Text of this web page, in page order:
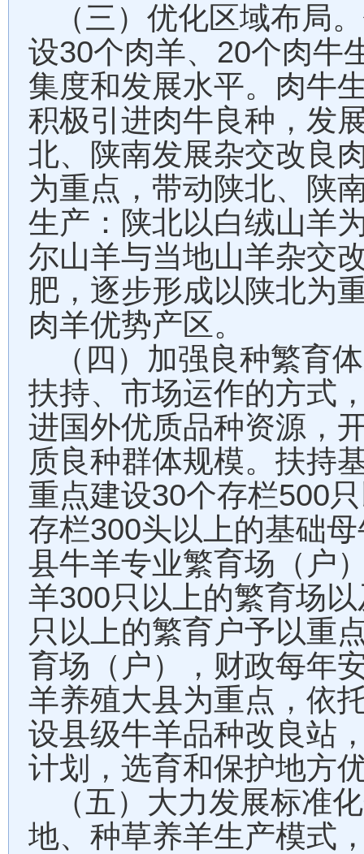
（三）优化区域布局
设30个肉羊、 20个肉牛
集度和发展水平。肉牛
积极引进肉牛良种，发
北、陕南发展杂交改良
为重点，带动陕北、陕
生产：陕北以白绒山羊
尔山羊与当地山羊杂交
肥，逐步形成以陕北为
肉羊优势产区。
（四）加强良种繁育
扶持、市场运作的方式
进国外优质品种资源，
质良种群体规模。扶持
重点建设30个存栏500
存栏300头以上的基础
县牛羊专业繁育场（户
羊300只以上的繁育场
只以上的繁育户予以重
育场（户），财政每年
羊养殖大县为重点，依
设县级牛羊品种改良站
计划，选育和保护地方
（五）大力发展标准
地、种草养羊生产模式